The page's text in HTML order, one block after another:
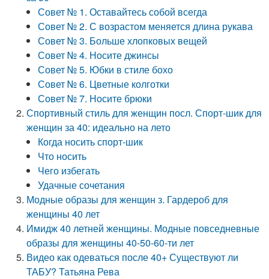
Совет № 1. Оставайтесь собой всегда
Совет № 2. С возрастом меняется длина рукава
Совет № 3. Больше хлопковых вещей
Совет № 4. Носите джинсы
Совет № 5. Юбки в стиле бохо
Совет № 6. Цветные колготки
Совет № 7. Носите брюки
Спортивный стиль для женщин посл. Спорт-шик для
женщин за 40: идеально на лето
Когда носить спорт-шик
Что носить
Чего избегать
Удачные сочетания
Модные образы для женщин з. Гардероб для
женщины 40 лет
Имидж 40 летней женщины. Модные повседневные
образы для женщины 40-50-60-ти лет
Видео как одеваться после 40+ Существуют ли
ТАБУ? Татьяна Рева